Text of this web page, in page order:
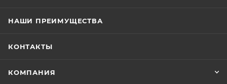
НАШИ ПРЕИМУЩЕСТВА
КОНТАКТЫ
КОМПАНИЯ